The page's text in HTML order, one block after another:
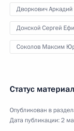
Дворкович
Донской Сергей
Соколов Максим
Статус
Опубликован в
Дата публикации:2